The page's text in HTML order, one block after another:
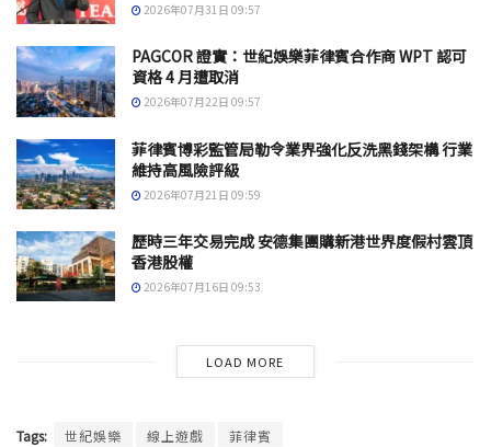
2026年07月31日 09:57
PAGCOR 證實：世紀娛樂菲律賓合作商 WPT 認可
資格 4 月遭取消
2026年07月22日 09:57
菲律賓博彩監管局勒令業界強化反洗黑錢架構 行業
維持高風險評級
2026年07月21日 09:59
歷時三年交易完成 安德集團購新港世界度假村雲頂
香港股權
2026年07月16日 09:53
LOAD MORE
Tags: 世紀娛樂 線上遊戲 菲律賓